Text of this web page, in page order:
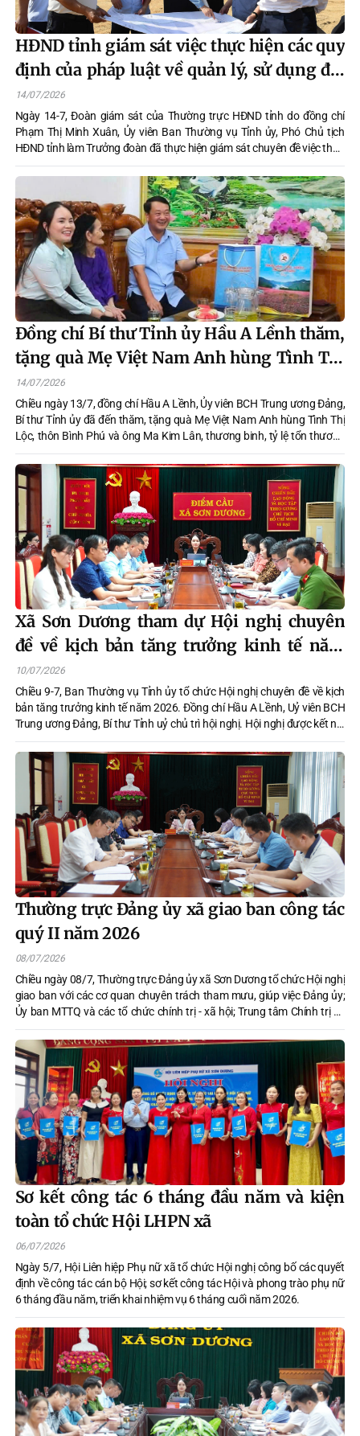
HĐND tỉnh giám sát việc thực hiện các quy
định của pháp luật về quản lý, sử dụng đất
và giao đất, cho thuê đất tại Sơn Dương
14/07/2026
Ngày 14-7, Đoàn giám sát của Thường trực HĐND tỉnh do đồng chí
Phạm Thị Minh Xuân, Ủy viên Ban Thường vụ Tỉnh ủy, Phó Chủ tịch
HĐND tỉnh làm Trưởng đoàn đã thực hiện giám sát chuyên đề việc thực
hiện các quy định của pháp luật về quản lý, sử dụng đất và giao đất,
cho thuê đất đối với các tổ chức kinh tế trên địa bàn tỉnh Tuyên Quang
giai đoạn 2021-2025. Tham gia đoàn có lãnh đạo các Ban của HĐND
tỉnh, Văn phòng Đoàn ĐBQH và HĐND tỉnh.
Đồng chí Bí thư Tỉnh ủy Hầu A Lềnh thăm,
tặng quà Mẹ Việt Nam Anh hùng Tình Thị
Lộc và thương binh tiêu biểu tại xã Sơn
Dương
14/07/2026
Chiều ngày 13/7, đồng chí Hầu A Lềnh, Ủy viên BCH Trung ương Đảng,
Bí thư Tỉnh ủy đã đến thăm, tặng quà Mẹ Việt Nam Anh hùng Tình Thị
Lộc, thôn Bình Phú và ông Ma Kim Lân, thương binh, tỷ lệ tổn thương
cơ thể 73%, thôn Tân Bắc, xã Sơn Dương nhân kỷ niệm 79 năm Ngày
Thương binh - Liệt sĩ (27/7/1947 - 27/7/2026). Cùng đi có lãnh đạo
một số sở, ngành của tỉnh và cấp ủy, chính quyền địa phương.
Xã Sơn Dương tham dự Hội nghị chuyên
đề về kịch bản tăng trưởng kinh tế năm
2026
10/07/2026
Chiều 9-7, Ban Thường vụ Tỉnh ủy tổ chức Hội nghị chuyên đề về kịch
bản tăng trưởng kinh tế năm 2026. Đồng chí Hầu A Lềnh, Uỷ viên BCH
Trung ương Đảng, Bí thư Tỉnh uỷ chủ trì hội nghị. Hội nghị được kết nối
trực tuyến với các xã, phường trên địa bàn tỉnh.
Thường trực Đảng ủy xã giao ban công tác
quý II năm 2026
08/07/2026
Chiều ngày 08/7, Thường trực Đảng ủy xã Sơn Dương tổ chức Hội nghị
giao ban với các cơ quan chuyên trách tham mưu, giúp việc Đảng ủy;
Ủy ban MTTQ và các tổ chức chính trị - xã hội; Trung tâm Chính trị xã
nhằm đánh giá kết quả thực hiện nhiệm vụ quý II, triển khai phương
hướng, nhiệm vụ quý III năm 2026.
Sơ kết công tác 6 tháng đầu năm và kiện
toàn tổ chức Hội LHPN xã
06/07/2026
Ngày 5/7, Hội Liên hiệp Phụ nữ xã tổ chức Hội nghị công bố các quyết
định về công tác cán bộ Hội; sơ kết công tác Hội và phong trào phụ nữ
6 tháng đầu năm, triển khai nhiệm vụ 6 tháng cuối năm 2026.